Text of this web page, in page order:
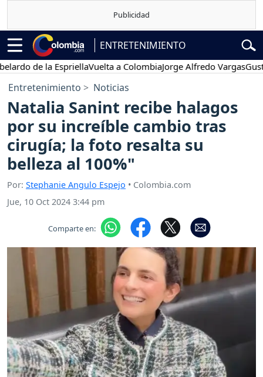
ENTRETENIMIENTO
de la EspriellaVuelta a ColombiaJorge Alfredo VargasGustavo
Entretenimiento Noticias
Natalia Sanint recibe halagos
por su increíble cambio tras
cirugía; la foto resalta su
belleza al 100%"
Por: Stephanie Angulo Espejo • Colombia.com
Jue, 10 Oct 2024 3:44 pm
Comparte en: